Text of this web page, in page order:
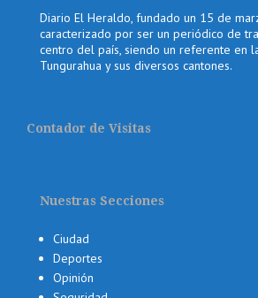
Diario El Heraldo, fundado un 15 de
caracterizado por ser un periódico de
centro del país, siendo un referente en
Tungurahua y sus diversos cantones.
Contador de Visitas
Nuestras Secciones
Ciudad
Deportes
Opinión